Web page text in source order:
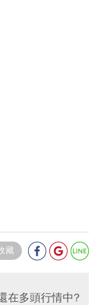
藏
在多頭行情中?